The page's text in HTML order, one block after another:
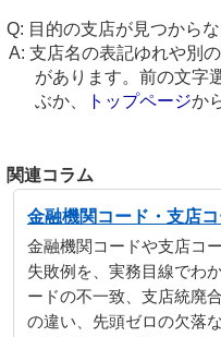
目的の支店が見つから
支店名の表記ゆれや別
があります。前の文字
ぶか、
トップページか
関連コラム
金融機関コード・支店
金融機関コードや支店コ
失敗例を、実務目線でわ
ードの不一致、支店統廃
の違い、先頭ゼロの欠落